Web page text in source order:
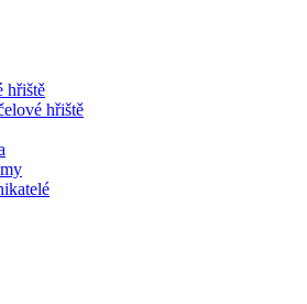
hřiště
hřiště